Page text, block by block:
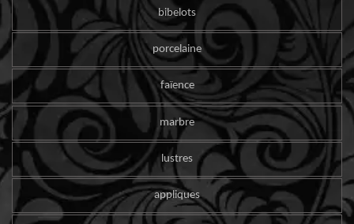
bibelots
porcelaine
faïence
marbre
lustres
appliques